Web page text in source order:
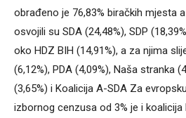
obrađeno je 76,83% biračkih mjesta
osvojili su SDA (24,48%), SDP
oko HDZ BIH (14,91%), a za njima
(6,12%), PDA (4,09%), Naša stranka
(3,65%) i Koalicija A-SDA Za
izbornog cenzusa od 3% je i